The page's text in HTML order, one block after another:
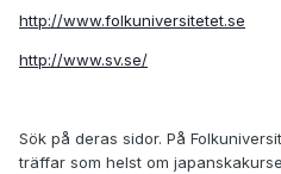
http://www.folkuniversitetet.se
http://www.sv.se/
Sök på deras sidor. På
träffar som helst om